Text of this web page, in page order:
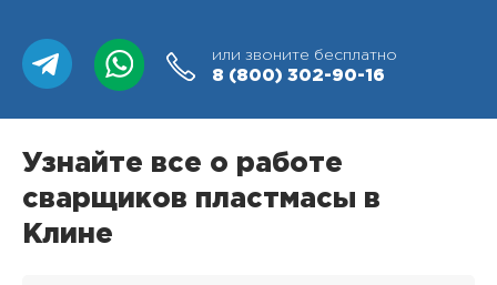
или звоните бесплатно
8 (800) 302-90-16
Узнайте все о работе
сварщиков пластмасы в
Клине